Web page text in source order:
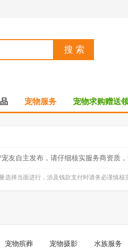
宠物服务 宠物求购赠送
友自主发布，请仔细核实服务商资质，
择当面进行，涉及钱款支付时请务必谨慎核
宠物殡葬 宠物摄影 水族服务